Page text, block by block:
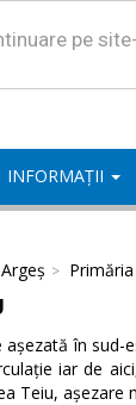
pe
INFORMAȚII
așezată în
iar de
Teiu, așezare